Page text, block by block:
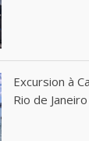
Excursion à
Rio de Janeiro